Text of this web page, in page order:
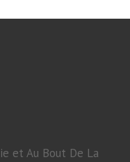
et Au Bout De La